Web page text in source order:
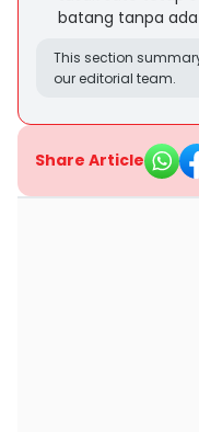
batang tanpa
This section
our editorial team.
Share Article